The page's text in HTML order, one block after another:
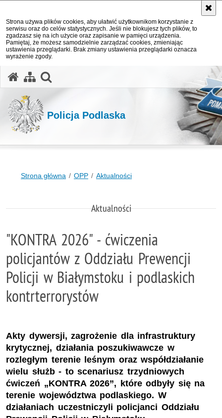
Strona używa plików cookies, aby ułatwić użytkownikom korzystanie z
serwisu oraz do celów statystycznych. Jeśli nie blokujesz tych plików, to
zgadzasz się na ich użycie oraz zapisanie w pamięci urządzenia.
Pamiętaj, że możesz samodzielnie zarządzać cookies, zmieniając
ustawienia przeglądarki. Brak zmiany ustawienia przeglądarki oznacza
wyrażenie zgody.
Policja Podlaska
Strona główna OPP Aktualności
Aktualności
"KONTRA 2026" - ćwiczenia
policjantów z Oddziału Prewencji
Policji w Białymstoku i podlaskich
kontrterrorystów
Akty dywersji, zagrożenie dla infrastruktury
krytycznej, działania poszukiwawcze w
rozległym terenie leśnym oraz współdziałanie
wielu służb - to scenariusz trzydniowych
ćwiczeń „KONTRA 2026”, które odbyły się na
terenie województwa podlaskiego. W
działaniach uczestniczyli policjanci Oddziału